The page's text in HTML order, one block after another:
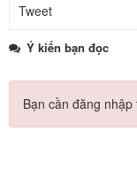
Tweet
Ý kiến bạn đọc
Bạn cần đăng